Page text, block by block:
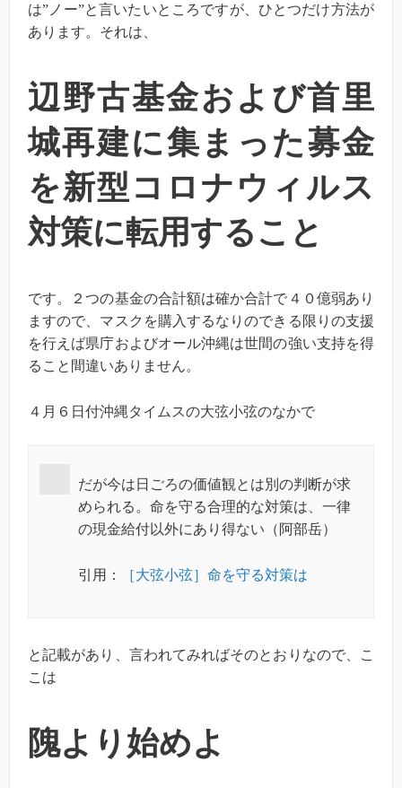
は”ノー”と言いたいところですが、ひとつだけ方法が
あります。それは、
辺野古基金および首里
城再建に集まった募金
を新型コロナウィルス
対策に転用すること
です。２つの基金の合計額は確か合計で４０億弱あり
ますので、マスクを購入するなりのできる限りの支援
を行えば県庁およびオール沖縄は世間の強い支持を得
ること間違いありません。
４月６日付沖縄タイムスの大弦小弦のなかで
だが今は日ごろの価値観とは別の判断が求
められる。命を守る合理的な対策は、一律
の現金給付以外にあり得ない（阿部岳）
引用： ［大弦小弦］命を守る対策は
と記載があり、言われてみればそのとおりなので、こ
こは
隗より始めよ